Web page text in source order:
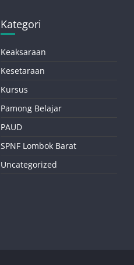
Kategori
Keaksaraan
Kesetaraan
Kursus
Pamong Belajar
PAUD
SPNF Lombok Barat
Uncategorized